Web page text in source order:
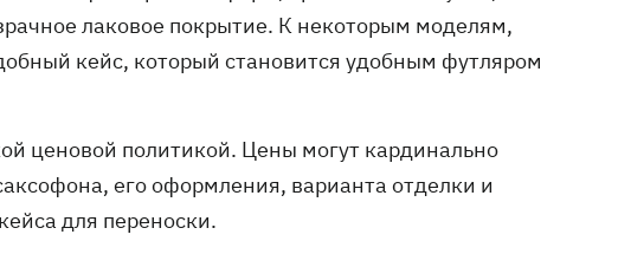
лаковое покрытие. К некоторым моделям,
кейс, который становится удобным футляром
ценовой политикой. Цены могут кардинально
его оформления, варианта отделки и
для переноски.